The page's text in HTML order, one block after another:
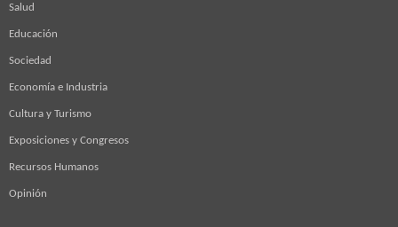
Salud
Educación
Sociedad
Economía e Industria
Cultura y Turismo
Exposiciones y Congresos
Recursos Humanos
Opinión